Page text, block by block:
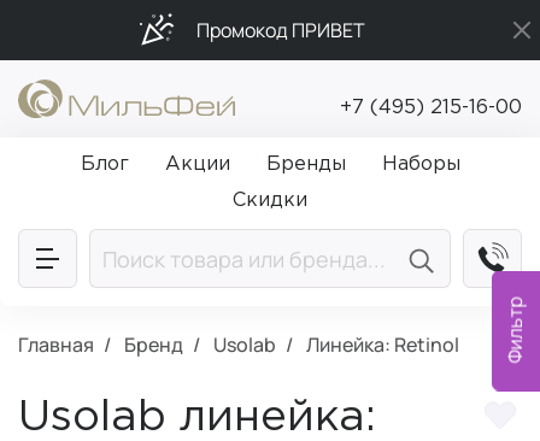
Фильтр
Промокод ПРИВЕТ
Бесплатная доставка от 5 000₽
Подарки в каждый заказ от 5 000₽
+7 (495) 215-16-00
Блог Акции Бренды
Наборы
Скидки
Главная Бренд Usolab Линейка: Retinol
Usolab линейка: